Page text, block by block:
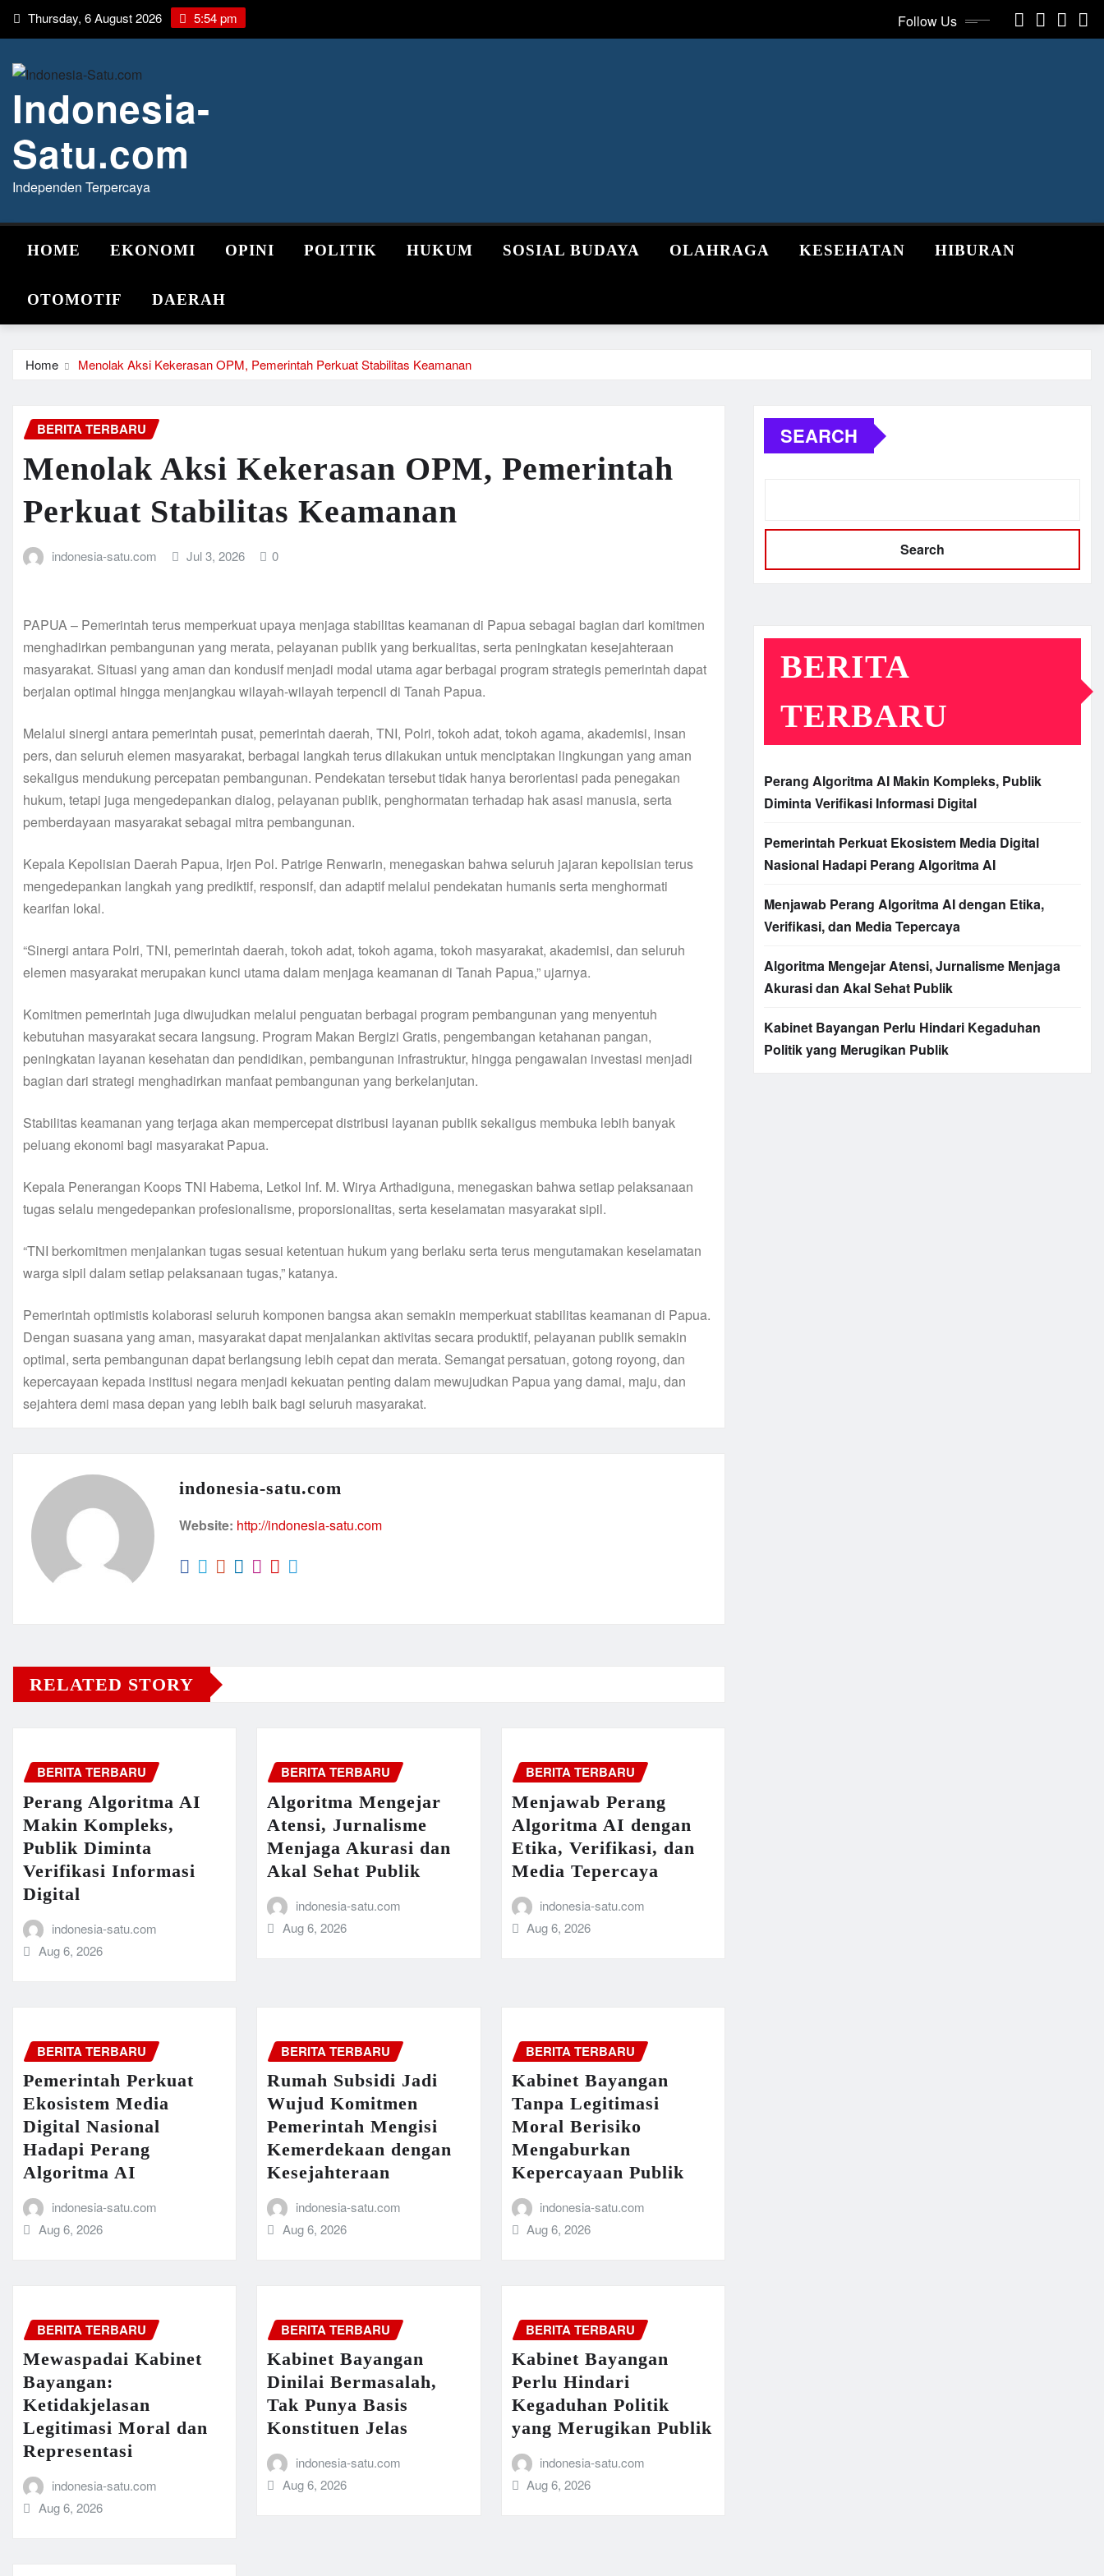
Skip Thursday, 6 August 2026 5:54 pm Follow Us
Indonesia-
Satu.com
Independen Terpercaya
HOME EKONOMI OPINI POLITIK HUKUM SOSIAL BUDAYA OLAHRAGA KESEHATAN HIBURAN
OTOMOTIF DAERAH
Home Menolak Aksi Kekerasan OPM, Pemerintah Perkuat Stabilitas Keamanan
BERITA TERBARU
Menolak Aksi Kekerasan OPM, Pemerintah
Perkuat Stabilitas Keamanan
indonesia-satu.com Jul 3, 2026 0
PAPUA – Pemerintah terus memperkuat upaya menjaga stabilitas keamanan di Papua sebagai bagian dari komitmen
menghadirkan pembangunan yang merata, pelayanan publik yang berkualitas, serta peningkatan kesejahteraan
masyarakat. Situasi yang aman dan kondusif menjadi modal utama agar berbagai program strategis pemerintah dapat
berjalan optimal hingga menjangkau wilayah-wilayah terpencil di Tanah Papua.
Melalui sinergi antara pemerintah pusat, pemerintah daerah, TNI, Polri, tokoh adat, tokoh agama, akademisi, insan
pers, dan seluruh elemen masyarakat, berbagai langkah terus dilakukan untuk menciptakan lingkungan yang aman
sekaligus mendukung percepatan pembangunan. Pendekatan tersebut tidak hanya berorientasi pada penegakan
hukum, tetapi juga mengedepankan dialog, pelayanan publik, penghormatan terhadap hak asasi manusia, serta
pemberdayaan masyarakat sebagai mitra pembangunan.
Kepala Kepolisian Daerah Papua, Irjen Pol. Patrige Renwarin, menegaskan bahwa seluruh jajaran kepolisian terus
mengedepankan langkah yang prediktif, responsif, dan adaptif melalui pendekatan humanis serta menghormati
kearifan lokal.
“Sinergi antara Polri, TNI, pemerintah daerah, tokoh adat, tokoh agama, tokoh masyarakat, akademisi, dan seluruh
elemen masyarakat merupakan kunci utama dalam menjaga keamanan di Tanah Papua,” ujarnya.
Komitmen pemerintah juga diwujudkan melalui penguatan berbagai program pembangunan yang menyentuh
kebutuhan masyarakat secara langsung. Program Makan Bergizi Gratis, pengembangan ketahanan pangan,
peningkatan layanan kesehatan dan pendidikan, pembangunan infrastruktur, hingga pengawalan investasi menjadi
bagian dari strategi menghadirkan manfaat pembangunan yang berkelanjutan.
Stabilitas keamanan yang terjaga akan mempercepat distribusi layanan publik sekaligus membuka lebih banyak
peluang ekonomi bagi masyarakat Papua.
Kepala Penerangan Koops TNI Habema, Letkol Inf. M. Wirya Arthadiguna, menegaskan bahwa setiap pelaksanaan
tugas selalu mengedepankan profesionalisme, proporsionalitas, serta keselamatan masyarakat sipil.
“TNI berkomitmen menjalankan tugas sesuai ketentuan hukum yang berlaku serta terus mengutamakan keselamatan
warga sipil dalam setiap pelaksanaan tugas,” katanya.
Pemerintah optimistis kolaborasi seluruh komponen bangsa akan semakin memperkuat stabilitas keamanan di Papua.
Dengan suasana yang aman, masyarakat dapat menjalankan aktivitas secara produktif, pelayanan publik semakin
optimal, serta pembangunan dapat berlangsung lebih cepat dan merata. Semangat persatuan, gotong royong, dan
kepercayaan kepada institusi negara menjadi kekuatan penting dalam mewujudkan Papua yang damai, maju, dan
sejahtera demi masa depan yang lebih baik bagi seluruh masyarakat.
indonesia-satu.com
Website: http://indonesia-satu.com
RELATED STORY
BERITA TERBARU
Perang Algoritma AI
Makin Kompleks,
Publik Diminta
Verifikasi Informasi
Digital
indonesia-satu.com
Aug 6, 2026
BERITA TERBARU
Algoritma Mengejar
Atensi, Jurnalisme
Menjaga Akurasi dan
Akal Sehat Publik
indonesia-satu.com
Aug 6, 2026
BERITA TERBARU
Menjawab Perang
Algoritma AI dengan
Etika, Verifikasi, dan
Media Tepercaya
indonesia-satu.com
Aug 6, 2026
BERITA TERBARU
Pemerintah Perkuat
Ekosistem Media
Digital Nasional
Hadapi Perang
Algoritma AI
indonesia-satu.com
Aug 6, 2026
BERITA TERBARU
Rumah Subsidi Jadi
Wujud Komitmen
Pemerintah Mengisi
Kemerdekaan dengan
Kesejahteraan
indonesia-satu.com
Aug 6, 2026
BERITA TERBARU
Kabinet Bayangan
Tanpa Legitimasi
Moral Berisiko
Mengaburkan
Kepercayaan Publik
indonesia-satu.com
Aug 6, 2026
BERITA TERBARU
Mewaspadai Kabinet
Bayangan:
Ketidakjelasan
Legitimasi Moral dan
Representasi
indonesia-satu.com
Aug 6, 2026
BERITA TERBARU
Kabinet Bayangan
Dinilai Bermasalah,
Tak Punya Basis
Konstituen Jelas
indonesia-satu.com
Aug 6, 2026
BERITA TERBARU
Kabinet Bayangan
Perlu Hindari
Kegaduhan Politik
yang Merugikan Publik
indonesia-satu.com
Aug 6, 2026
SEARCH
Search
BERITA
TERBARU
Perang Algoritma AI Makin Kompleks, Publik
Diminta Verifikasi Informasi Digital
Pemerintah Perkuat Ekosistem Media Digital
Nasional Hadapi Perang Algoritma AI
Menjawab Perang Algoritma AI dengan Etika,
Verifikasi, dan Media Tepercaya
Algoritma Mengejar Atensi, Jurnalisme Menjaga
Akurasi dan Akal Sehat Publik
Kabinet Bayangan Perlu Hindari Kegaduhan
Politik yang Merugikan Publik